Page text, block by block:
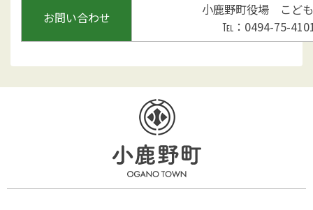
お問い合わせ
小鹿野町役場 こ
℡：0494-75-